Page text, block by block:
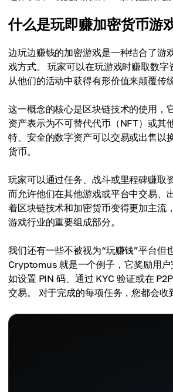
什么是玩即赚加密货币游
边玩边赚钱的加密游戏是一种结合了游
戏方式。 玩家可以在玩游戏时赚取数字
从他们的活动中获得有形价值来颠覆传
这一概念的核心是区块链技术的使用，
资产表示为不可替代代币（NFT）或其
特、安全的数字资产可以交易或出售以
货币。
玩家可以通过任务、战斗或里程碑赚取
而允许他们在其他游戏或平台中交易、
着区块链技术和加密货币变得更加主流
游戏行业的重要组成部分。
我们还有一些不被视为“玩赚钱”平台但
Cryptomus 就是一个例子，它奖励用
如设置 PIN 码、通过 KYC 验证或在
交易。 对于完成的每项任务，您都会收